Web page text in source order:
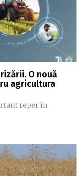
O nouă
agricultura
reper în